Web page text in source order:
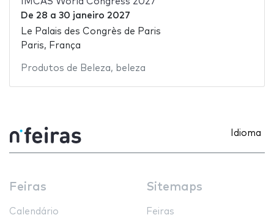
De 28 a 30 janeiro 2027
Le Palais des Congrès de Paris
Paris, França
Produtos de Beleza, beleza
Idioma
Feiras
Calendário
Sitemaps
Feiras